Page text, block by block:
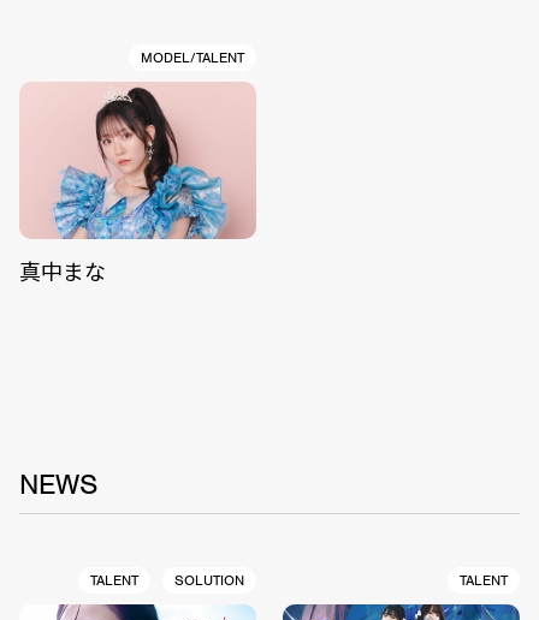
MODEL/TALENT
真中まな
NEWS
TALENT SOLUTION TALENT